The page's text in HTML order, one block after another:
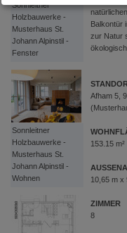
Sonnleitner
Holzbauwerke -
Musterhaus St.
Johann Alpinstil -
Fenster
Sonnleitner
Holzbauwerke -
Musterhaus St.
Johann Alpinstil -
Wohnen
Balkontür
zur Natur
Afham 5,
153.15 m²
10,65 m x
ZIMMER
8